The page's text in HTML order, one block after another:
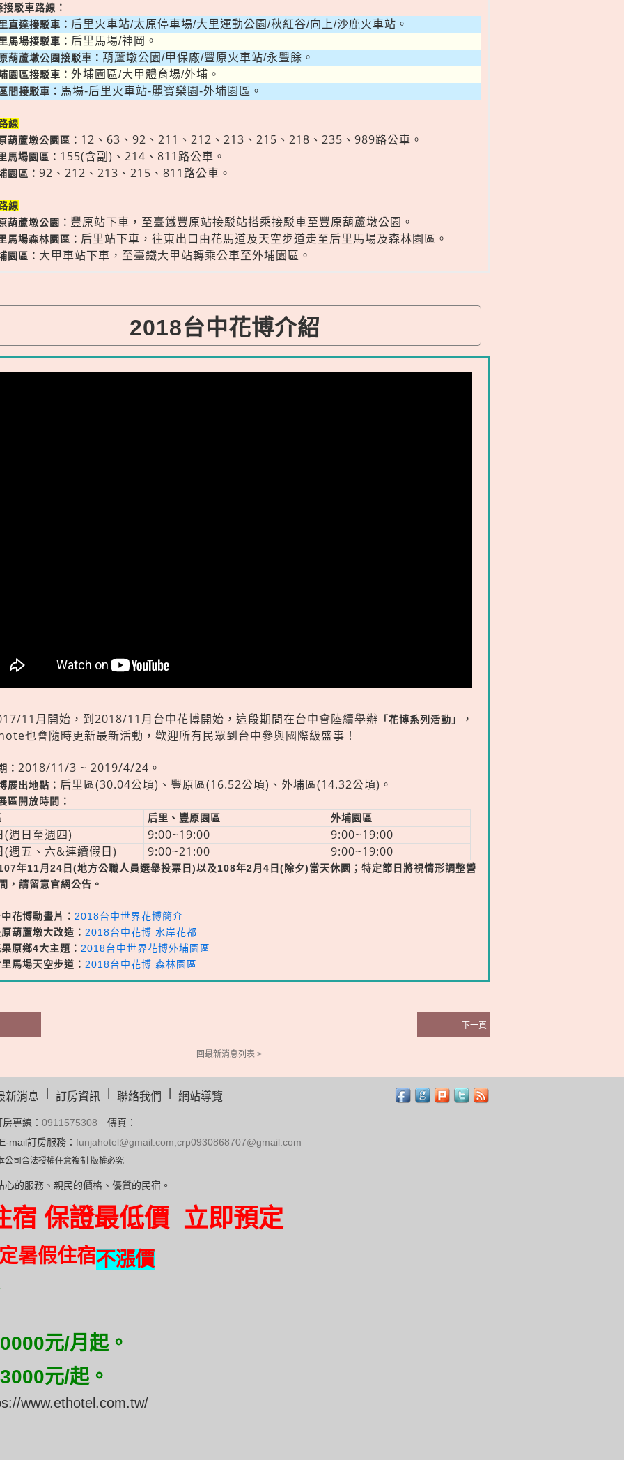
駁車路線：
直達接駁車： 后里火車站/太原停車場/大里運動公園/秋紅谷/向上/沙鹿火車站。
馬場接駁車： 后里馬場/神岡。
葫蘆墩公園接駁車： 葫蘆墩公園/甲保廠/豐原火車站/永豐餘。
園區接駁車： 外埔園區/大甲體育場/外埔。
間接駁車： 馬場-后里火車站-麗寶樂園-外埔園區。
線
葫蘆墩公園區： 12、63、92、211、212、213、215、218、235、989路公車。
馬場園區： 155(含副)、214、811路公車。
園區： 92、212、213、215、811路公車。
線
葫蘆墩公園： 豐原站下車，至臺鐵豐原站接駁站搭乘接駁車至豐原葫蘆墩公園。
馬場森林園區： 后里站下車，往東出口由花馬道及天空步道走至后里馬場及森林園區。
園區： 大甲車站下車，至臺鐵大甲站轉乘公車至外埔園區。
2018台中花博介紹
11月開始，到2018/11月台中花博開始，這段期間在台中會陸續舉辦 「花博系列活動」
，
也會隨時更新最新活動，歡迎所有民眾到台中參與國際級盛事！
： 2018/11/3 ~ 2019/4/24。
展出地點： 后里區(30.04公頃)、豐原區(16.52公頃)、外埔區(14.32公頃)。
區開放時間：
后里、豐原園區 外埔園區
(週日至週四) 9:00~19:00
9:00~19:00
(週五、六&連續假日)
9:00~21:00 9:00~19:00
年11月24日(地方公職人員選舉投票日)以及108年2月4日(除夕)當天休園；特定節日將視情形調整營
，請留意官網公告。
花博動畫片： 2018台中世界花博簡介
葫蘆墩大改造： 2018台中花博 水岸花都
原鄉4大主題： 2018台中世界花博外埔園區
馬場天空步道： 2018台中花博 森林園區
下一頁
回最新消息列表 >
新消息 訂房資訊 聯絡我們 網站導覽
專線： 0911575308 傳真：
mail訂房服務： funjahotel@gmail.com,crp0930868707@gmail.com
司合法授權任意複制 版權必究
心的服務、親民的價格、優質的民宿。
宿 保證最低價 立即預定
暑假住宿不漲價
元/月起。
元/起。
www.ethotel.com.tw/